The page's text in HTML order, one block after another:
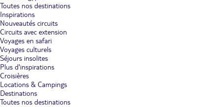
Toutes nos destinations
Inspirations
Nouveautés circuits
Circuits avec extension
Voyages en safari
Voyages culturels
Séjours insolites
Plus d'inspirations
Croisières
Locations & Campings
Destinations
Toutes nos destinations